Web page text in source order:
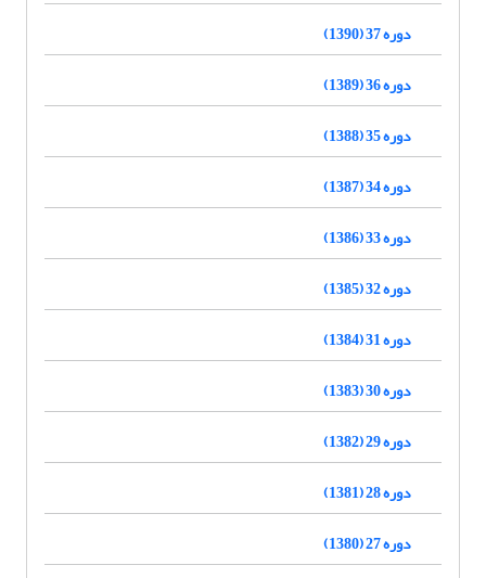
دوره 37 (1390)
دوره 36 (1389)
دوره 35 (1388)
دوره 34 (1387)
دوره 33 (1386)
دوره 32 (1385)
دوره 31 (1384)
دوره 30 (1383)
دوره 29 (1382)
دوره 28 (1381)
دوره 27 (1380)